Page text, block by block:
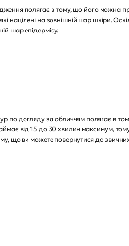
полягає в тому, що його можна
націлені на зовнішній шар шкіри.
шар епідермісу.
по догляду за обличчям полягає в
від 15 до 30 хвилин максимум,
що ви можете повернутися до